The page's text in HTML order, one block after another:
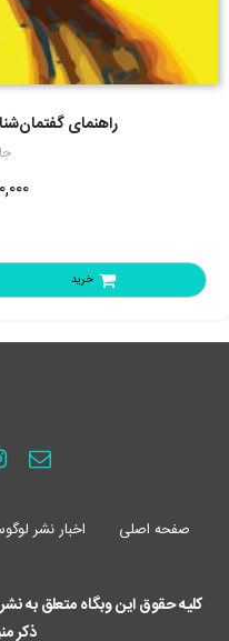
راهنمای گفتمان‌شناسی
خرید
صفحه اصلی اخبار نشر
کلیه حقوق این وبگاه متعلق به
ذکر